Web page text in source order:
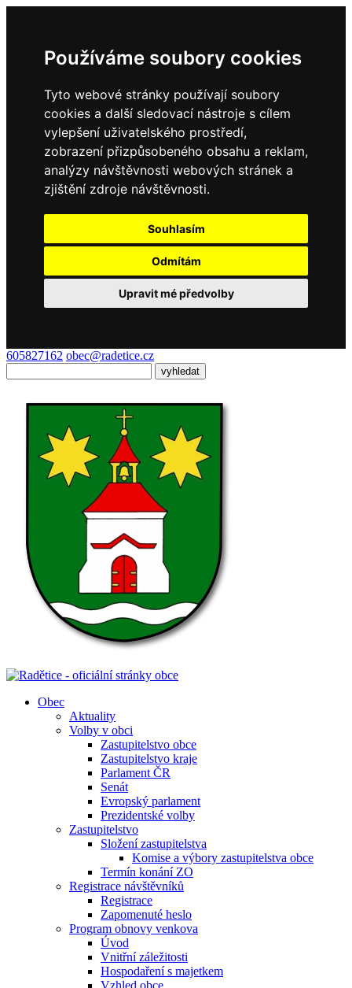
Používáme soubory cookies
Tyto webové stránky používají soubory
cookies a další sledovací nástroje s cílem
vylepšení uživatelského prostředí,
zobrazení přizpůsobeného obsahu a reklam,
analýzy návštěvnosti webových stránek a
zjištění zdroje návštěvnosti.
Souhlasím
Odmítám
Upravit mé předvolby
605827162 obec@radetice.cz
Obec
Aktuality
Volby v obci
Zastupitelstvo obce
Zastupitelstvo kraje
Parlament ČR
Senát
Evropský parlament
Prezidentské volby
Zastupitelstvo
Složení zastupitelstva
Komise a výbory zastupitelstva obce
Termín konání ZO
Registrace návštěvníků
Registrace
Zapomenuté heslo
Program obnovy venkova
Úvod
Vnitřní záležitosti
Hospodaření s majetkem
Vzhled obce